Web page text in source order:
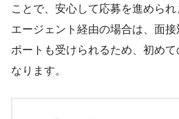
ことで、安心して応募を進められ
エージェント経由の場合は、面
ポートも受けられるため、初め
なります。